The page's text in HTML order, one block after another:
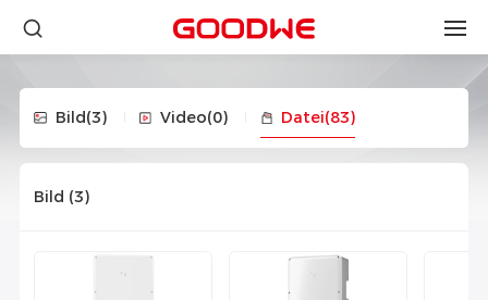
Bild(3) Video(0) Datei(83)
Bild (3)